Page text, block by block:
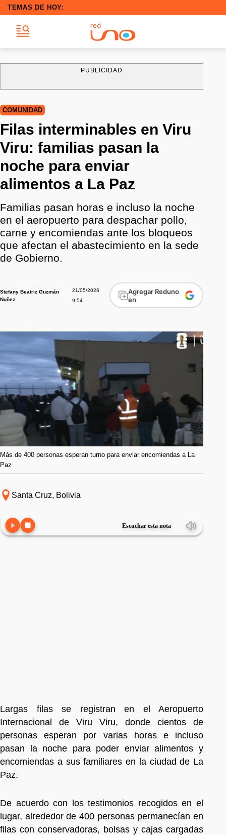
TEMAS DE HOY:
PUBLICIDAD
COMUNIDAD
Filas interminables en Viru
Viru: familias pasan la
noche para enviar
alimentos a La Paz
Familias pasan horas e incluso la noche
en el aeropuerto para despachar pollo,
carne y encomiendas ante los bloqueos
que afectan el abastecimiento en la sede
de Gobierno.
Stefany Beatriz Guzmán
Nuñez
21/05/2026
9:54
Agregar Reduno
en
Más de 400 personas esperan turno para enviar encomiendas a La
Paz
Santa Cruz, Bolivia
Escuchar esta nota
Largas filas se registran en el Aeropuerto
Internacional de Viru Viru, donde cientos de
personas esperan por varias horas e incluso
pasan la noche para poder enviar alimentos y
encomiendas a sus familiares en la ciudad de La
Paz.
De acuerdo con los testimonios recogidos en el
lugar, alrededor de 400 personas permanecían en
filas con conservadoras, bolsas y cajas cargadas